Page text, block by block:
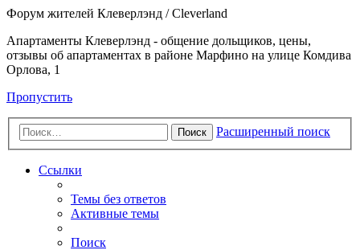
Форум жителей Клеверлэнд / Cleverland
Апартаменты Клеверлэнд - общение дольщиков, цены,
отзывы об апартаментах в районе Марфино на улице Комдива
Орлова, 1
Пропустить
Поиск Расширенный поиск
Ссылки
Темы без ответов
Активные темы
Поиск